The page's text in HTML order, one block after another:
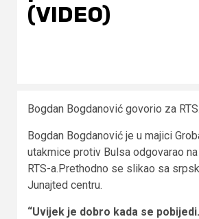
(VIDEO)
Bogdan Bogdanović govorio za RTS.
Bogdan Bogdanović je u majici
utakmice protiv Bulsa odgovarao
RTS-a.Prethodno se slikao sa
Junajted centru.
“Uvijek je dobro kada se